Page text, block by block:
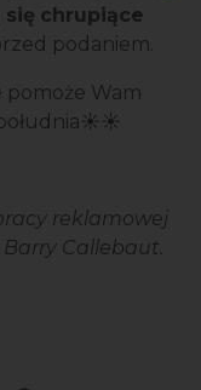
się chrupiące
podaniem.
pomoże Wam
reklamowej
Callebaut.